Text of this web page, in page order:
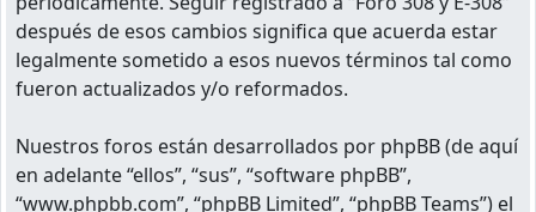
después de esos cambios significa que acuerda estar
legalmente sometido a esos nuevos términos tal como
fueron actualizados y/o reformados.
Nuestros foros están desarrollados por phpBB (de aquí
en adelante “ellos”, “sus”, “software phpBB”,
“www.phpbb.com”, “phpBB Limited”, “phpBB Teams”) el